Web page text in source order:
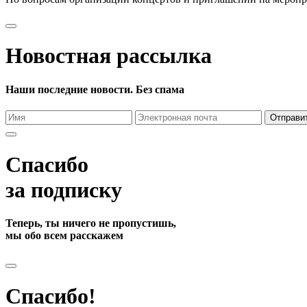
Новостная рассылка
Наши последние новости. Без спама
Спасибо
за подписку
Теперь, ты ничего не пропустишь,
мы обо всем расскажем
Спасибо!